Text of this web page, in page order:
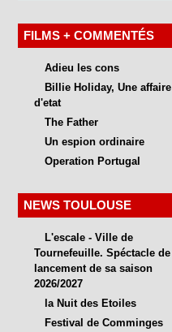
FILMS + COMMENTÉS
Adieu les cons
Billie Holiday, Une affaire
d'etat
The Father
Un espion ordinaire
Operation Portugal
NEWS TOULOUSE
L'escale - Ville de
Tournefeuille. Spéctacle de
lancement de sa saison
2026/2027
la Nuit des Etoiles
Festival de Comminges